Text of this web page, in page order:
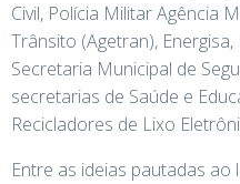
Civil, Polícia Militar Agência
Trânsito (Agetran),
Secretaria Municipal de
secretarias de Saúde e
Recicladores de Lixo
Entre as ideias pautadas ao